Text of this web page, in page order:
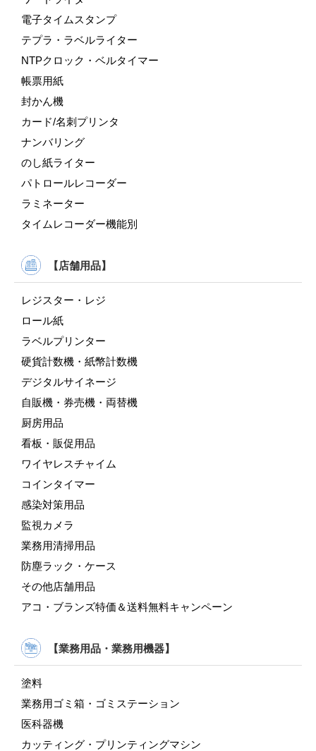
電子タイムスタンプ
テプラ・ラベルライター
NTPクロック・ベルタイマー
帳票用紙
封かん機
カード/名刺プリンタ
ナンバリング
のし紙ライター
パトロールレコーダー
ラミネーター
タイムレコーダー機能別
【店舗用品】
レジスター・レジ
ロール紙
ラベルプリンター
硬貨計数機・紙幣計数機
デジタルサイネージ
自販機・券売機・両替機
厨房用品
看板・販促用品
ワイヤレスチャイム
コインタイマー
感染対策用品
監視カメラ
業務用清掃用品
防塵ラック・ケース
その他店舗用品
アコ・ブランズ特価＆送料無料キャンペーン
【業務用品・業務用機器】
塗料
業務用ゴミ箱・ゴミステーション
医科器機
カッティング・プリンティングマシン